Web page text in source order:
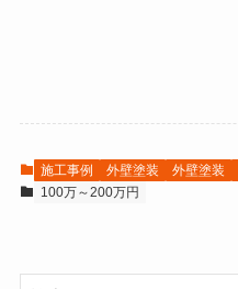
施工事例 外壁塗装 外壁塗装
100万～200万円